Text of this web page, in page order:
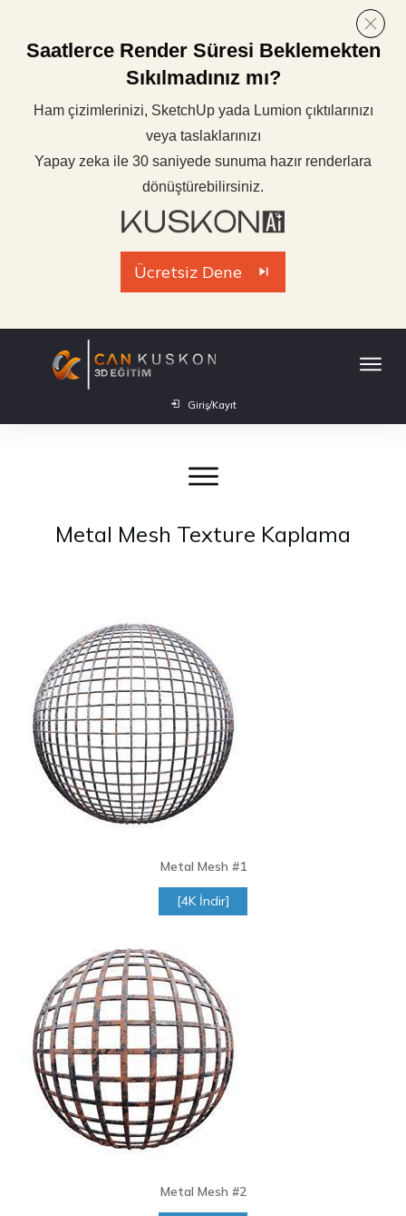
Giriş/Kayıt
Metal Mesh Texture Kaplama
Metal Mesh #1
[4K İndir]
Metal Mesh #2
Saatlerce Render Süresi Beklemekten
Sıkılmadınız mı?
Ham çizimlerinizi, SketchUp yada Lumion çıktılarınızı
veya taslaklarınızı
Yapay zeka ile 30 saniyede sunuma hazır renderlara
dönüştürebilirsiniz.
Ücretsiz Dene